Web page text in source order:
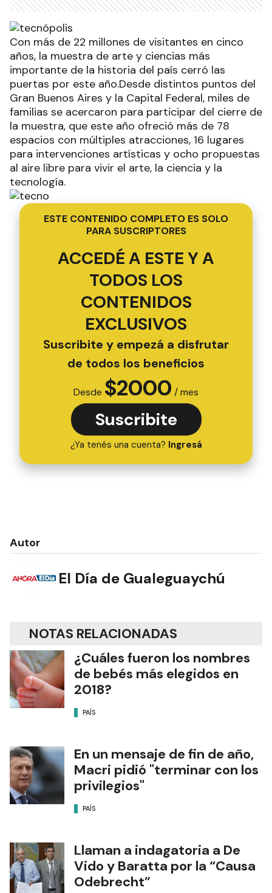
Con más de 22 millones de visitantes en cinco
años, la muestra de arte y ciencias más
importante de la historia del país cerró las
puertas por este año.Desde distintos puntos del
Gran Buenos Aires y la Capital Federal, miles de
familias se acercaron para participar del cierre de
la muestra, que este año ofreció más de 78
espacios con múltiples atracciones, 16 lugares
para intervenciones artísticas y ocho propuestas
al aire libre para vivir el arte, la ciencia y la
tecnología.
ESTE CONTENIDO COMPLETO ES SOLO
PARA SUSCRIPTORES
ACCEDÉ A ESTE Y A
TODOS LOS
CONTENIDOS
EXCLUSIVOS
Suscribite y empezá a disfrutar
de todos los beneficios
Desde $2000 / mes
Suscribite
¿Ya tenés una cuenta? Ingresá
Autor
El Día de Gualeguaychú
NOTAS RELACIONADAS
¿Cuáles fueron los nombres
de bebés más elegidos en
2018?
PAÍS
En un mensaje de fin de año,
Macri pidió "terminar con los
privilegios"
PAÍS
Llaman a indagatoria a De
Vido y Baratta por la “Causa
Odebrecht”